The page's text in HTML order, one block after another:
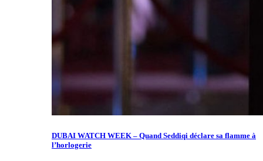
DUBAI WATCH WEEK – Quand Seddiqi déclare sa flamme à
l’horlogerie